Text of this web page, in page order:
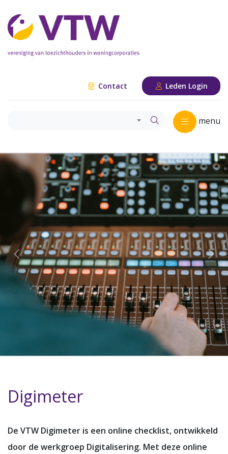
Contact Leden Login
menu
Digimeter
De VTW Digimeter is een online checklist, ontwikkeld
door de werkgroep Digitalisering. Met deze online